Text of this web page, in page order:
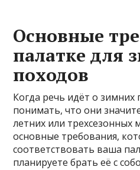
Основные
палатке для
походов
Когда речь идёт о зимних
понимать, что они
летних или трехсезонных
основные требования,
соответствовать ваша
планируете брать её с